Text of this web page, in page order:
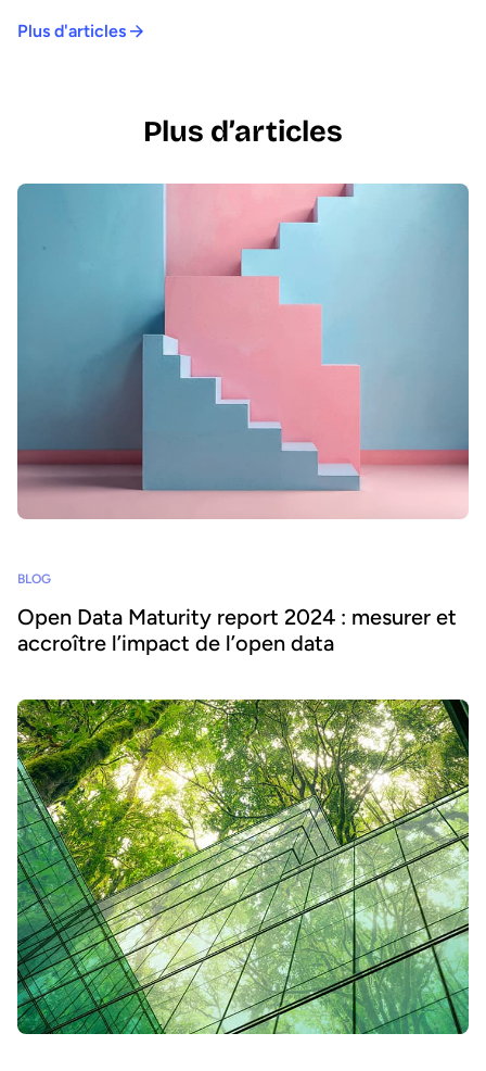
Plus d'articles
Plus d’articles
BLOG
Open Data Maturity report 2024 : mesurer et
accroître l’impact de l’open data